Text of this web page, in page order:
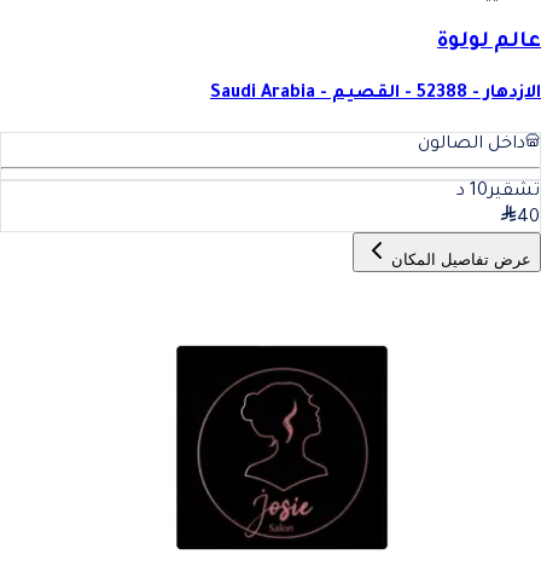
عالم لولوة
الازدهار - 52388 - القصيم - Saudi Arabia
داخل الصالون
تشقير10 د
40
عرض تفاصيل المكان